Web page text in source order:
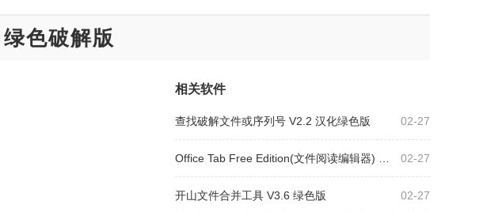
色破解版
相关软件
02-27
查找破解文件或序列号 V2.2 汉化绿色版
02-27
02-27
开山文件合并工具 V3.6 绿色版